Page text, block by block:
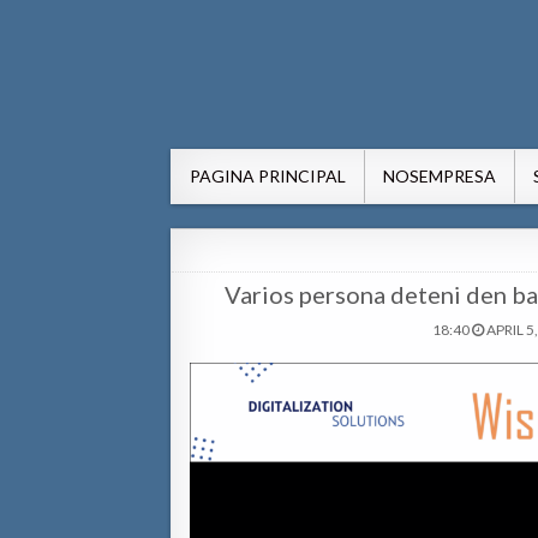
PAGINA PRINCIPAL NOSEMPRESA
Varios persona deteni den
18:40 APRIL